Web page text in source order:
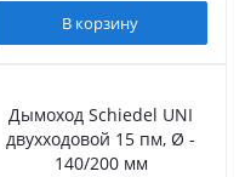
В корзину
Дымоход Schiedel UNI
двухходовой 15 пм, Ø -
140/200 мм